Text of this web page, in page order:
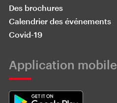
Des brochures
Calendrier des événements
Covid-19
Application mobile